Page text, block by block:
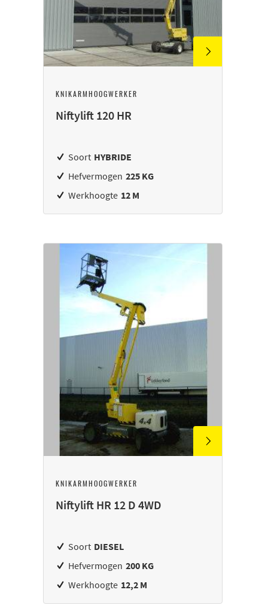
KNIKARMHOOGWERKER
Niftylift 120 HR
Soort HYBRIDE
Hefvermogen 225 KG
Werkhoogte 12 M
KNIKARMHOOGWERKER
Niftylift HR 12 D 4WD
Soort DIESEL
Hefvermogen 200 KG
Werkhoogte 12,2 M